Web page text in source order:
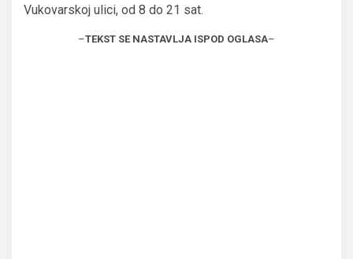
Vukovarskoj ulici, od 8 do 21 sat.
–TEKST SE NASTAVLJA ISPOD OGLASA–